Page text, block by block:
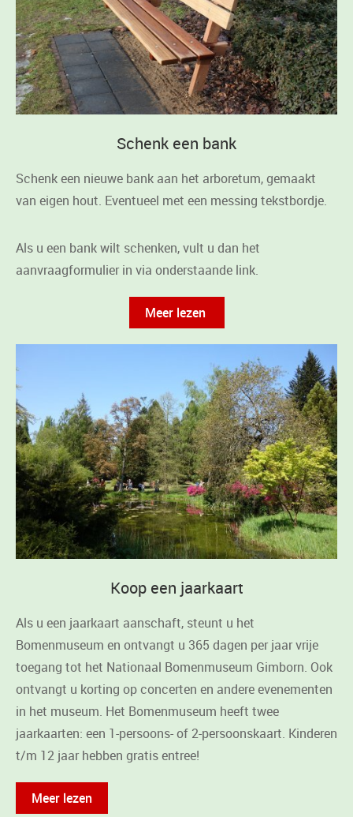
Schenk een bank
Schenk een nieuwe bank aan het arboretum, gemaakt
van eigen hout. Eventueel met een messing tekstbordje.
Als u een bank wilt schenken, vult u dan het
aanvraagformulier in via onderstaande link.
Meer lezen
Koop een jaarkaart
Als u een jaarkaart aanschaft, steunt u het
Bomenmuseum en ontvangt u 365 dagen per jaar vrije
toegang tot het Nationaal Bomenmuseum Gimborn. Ook
ontvangt u korting op concerten en andere evenementen
in het museum. Het Bomenmuseum heeft twee
jaarkaarten: een 1-persoons- of 2-persoonskaart. Kinderen
t/m 12 jaar hebben gratis entree!
Meer lezen